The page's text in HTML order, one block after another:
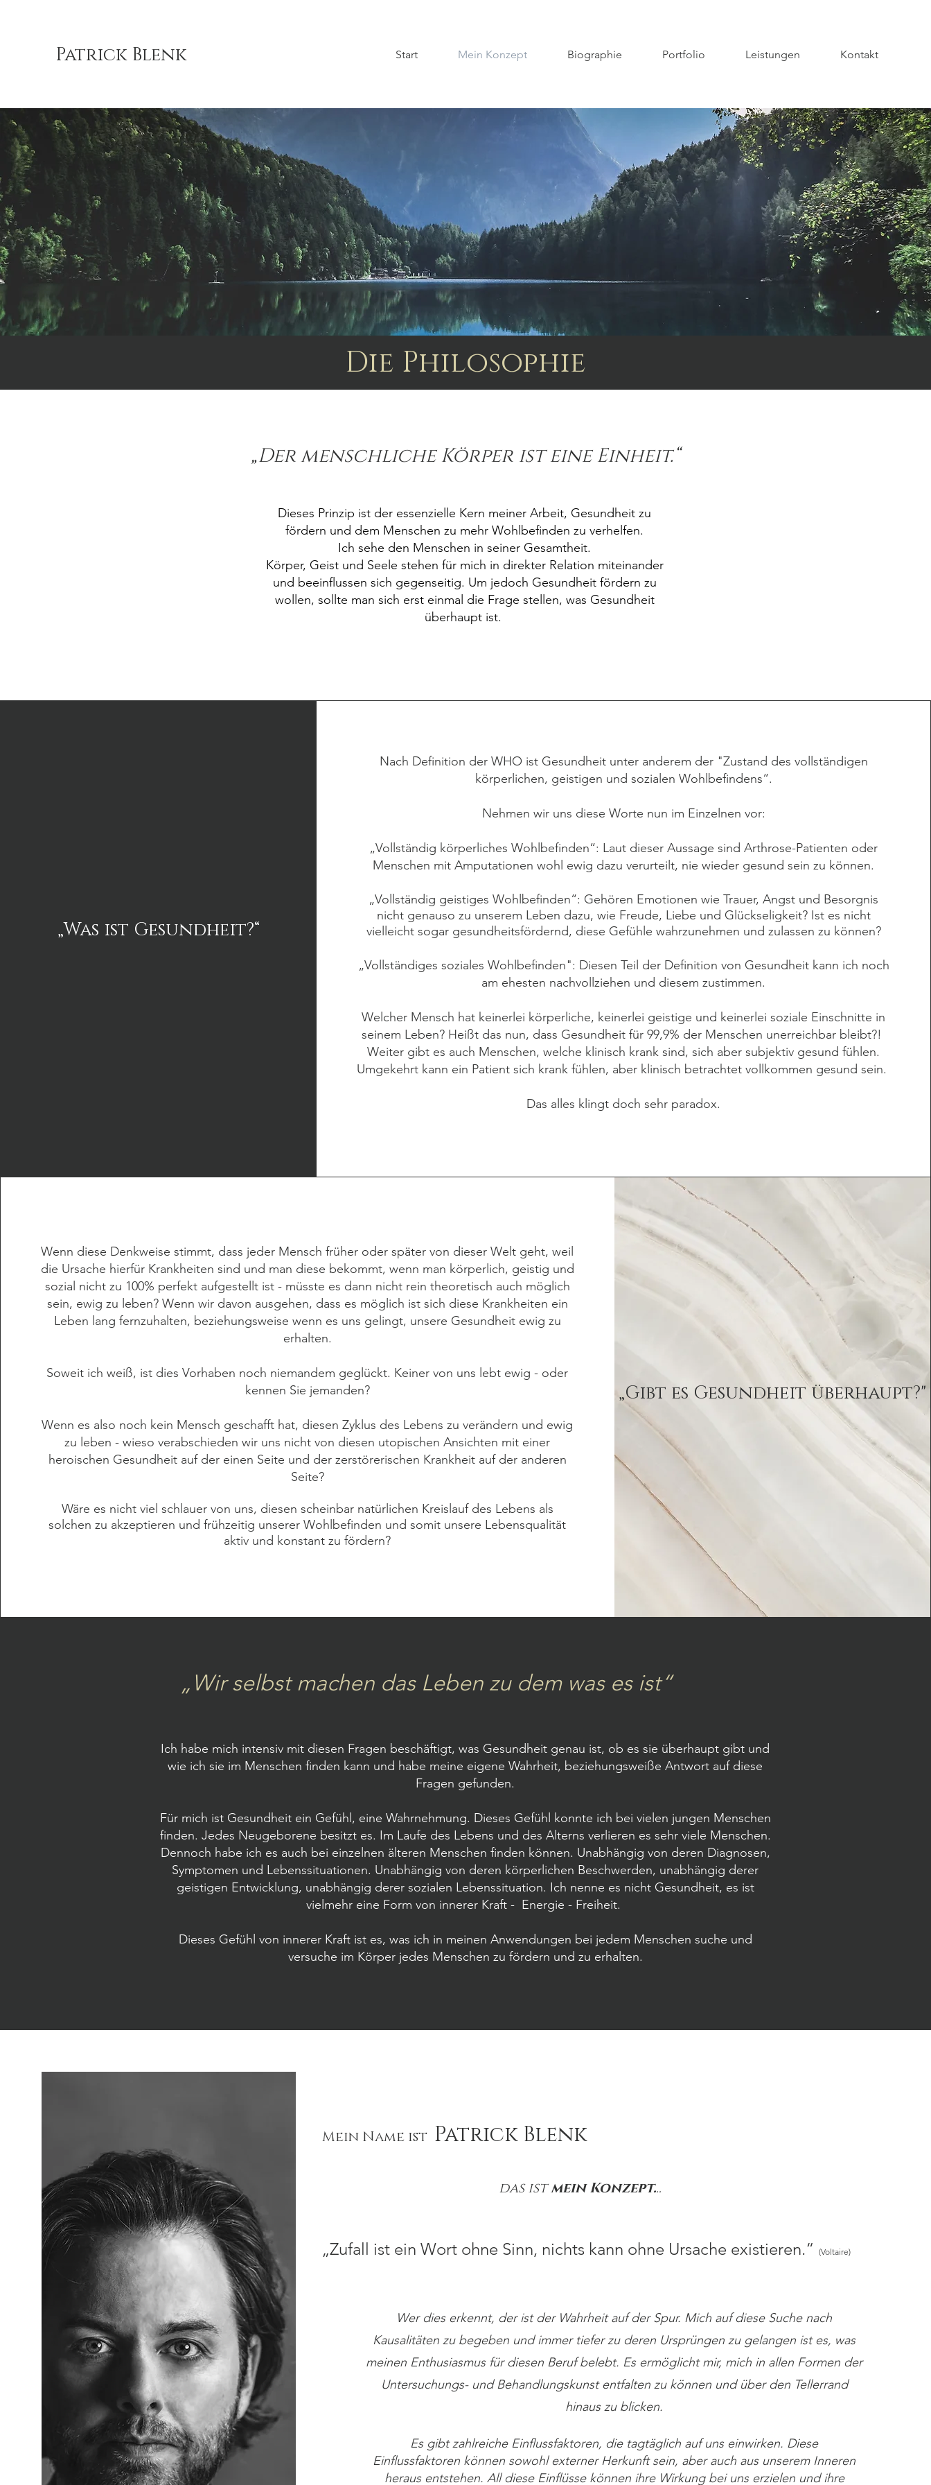
Patrick Blenk Start Mein Konzept Biographie Portfolio Leistungen Kontakt
Die Philosophie
„Der menschliche Körper ist eine Einheit.“
Empower
Dieses Prinzip ist der essenzielle Kern meiner Arbeit, Gesundheit zu
fördern und dem Menschen zu mehr Wohlbefinden zu verhelfen.
Ich sehe den Menschen in seiner Gesamtheit.
Körper, Geist und Seele stehen für mich in direkter Relation miteinander
und beeinflussen sich gegenseitig. Um jedoch Gesundheit fördern zu
wollen, sollte man sich erst einmal die Frage stellen, was Gesundheit
überhaupt ist.
„Was ist Gesundheit?“
Nach Definition der WHO ist Gesundheit unter anderem der "Zustand des vollständigen
körperlichen, geistigen und sozialen Wohlbefindens“.
Nehmen wir uns diese Worte nun im Einzelnen vor:
„Vollständig körperliches Wohlbefinden“: Laut dieser Aussage sind Arthrose-Patienten oder
Menschen mit Amputationen wohl ewig dazu verurteilt, nie wieder gesund sein zu können.
„Vollständig geistiges Wohlbefinden“: Gehören Emotionen wie Trauer, Angst und Besorgnis
nicht genauso zu unserem Leben dazu, wie Freude, Liebe und Glückseligkeit? Ist es nicht
vielleicht sogar gesundheitsfördernd, diese Gefühle wahrzunehmen und zulassen zu können?
„Vollständiges soziales Wohlbefinden": Diesen Teil der Definition von Gesundheit kann ich noch
am ehesten nachvollziehen und diesem zustimmen.
Welcher Mensch hat keinerlei körperliche, keinerlei geistige und keinerlei soziale Einschnitte in
seinem Leben? Heißt das nun, dass Gesundheit für 99,9% der Menschen unerreichbar bleibt?!
Weiter gibt es auch Menschen, welche klinisch krank sind, sich aber subjektiv gesund fühlen.
Umgekehrt kann ein Patient sich krank fühlen, aber klinisch betrachtet vollkommen gesund sein.
Das alles klingt doch sehr paradox.
Wenn diese Denkweise stimmt, dass jeder Mensch früher oder später von dieser Welt geht, weil
die Ursache hierfür Krankheiten sind und man diese bekommt, wenn man körperlich, geistig und
sozial nicht zu 100% perfekt aufgestellt ist - müsste es dann nicht rein theoretisch auch möglich
sein, ewig zu leben? Wenn wir davon ausgehen, dass es möglich ist sich diese Krankheiten ein
Leben lang fernzuhalten, beziehungsweise wenn es uns gelingt, unsere Gesundheit ewig zu
erhalten.
Soweit ich weiß, ist dies Vorhaben noch niemandem geglückt. Keiner von uns lebt ewig - oder
kennen Sie jemanden?
Wenn es also noch kein Mensch geschafft hat, diesen Zyklus des Lebens zu verändern und ewig
zu leben - wieso verabschieden wir uns nicht von diesen utopischen Ansichten mit einer
heroischen Gesundheit auf der einen Seite und der zerstörerischen Krankheit auf der anderen
Seite?
Wäre es nicht viel schlauer von uns, diesen scheinbar natürlichen Kreislauf des Lebens als
solchen zu akzeptieren und frühzeitig unserer Wohlbefinden und somit unsere Lebensqualität
aktiv und konstant zu fördern?
„Gibt es Gesundheit überhaupt?"
„Wir selbst machen das Leben zu dem was es ist“
Ich habe mich intensiv mit diesen Fragen beschäftigt, was Gesundheit genau ist, ob es sie überhaupt gibt und
wie ich sie im Menschen finden kann und habe meine eigene Wahrheit, beziehungsweiße Antwort auf diese
Fragen gefunden.
Für mich ist Gesundheit ein Gefühl, eine Wahrnehmung. Dieses Gefühl konnte ich bei vielen jungen Menschen
finden. Jedes Neugeborene besitzt es. Im Laufe des Lebens und des Alterns verlieren es sehr viele Menschen.
Dennoch habe ich es auch bei einzelnen älteren Menschen finden können. Unabhängig von deren Diagnosen,
Symptomen und Lebenssituationen. Unabhängig von deren körperlichen Beschwerden, unabhängig derer
geistigen Entwicklung, unabhängig derer sozialen Lebenssituation. Ich nenne es nicht Gesundheit, es ist
vielmehr eine Form von innerer Kraft - Energie - Freiheit.
Dieses Gefühl von innerer Kraft ist es, was ich in meinen Anwendungen bei jedem Menschen suche und
versuche im Körper jedes Menschen zu fördern und zu erhalten.
About
Mein Name ist Patrick Blenk
das istmein Konzept...
„Zufall ist ein Wort ohne Sinn, nichts kann ohne Ursache existieren.“ (Voltaire)
Wer dies erkennt, der ist der Wahrheit auf der Spur. Mich auf diese Suche nach
Kausalitäten zu begeben und immer tiefer zu deren Ursprüngen zu gelangen ist es, was
meinen Enthusiasmus für diesen Beruf belebt. Es ermöglicht mir, mich in allen Formen der
Untersuchungs- und Behandlungskunst entfalten zu können und über den Tellerrand
hinaus zu blicken.
Es gibt zahlreiche Einflussfaktoren, die tagtäglich auf uns einwirken. Diese
Einflussfaktoren können sowohl externer Herkunft sein, aber auch aus unserem Inneren
heraus entstehen. All diese Einflüsse können ihre Wirkung bei uns erzielen und ihre